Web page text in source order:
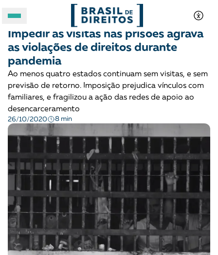
A BRASIL DE DIREITOS
ASSUNTOS
FORMATOS
Apoie a Brasil de Direitos
A [BD] conta as histórias de quem defende
direitos humanos no Brasil. Para continuar,
esse trabalho precisa da sua doação!
JUSTIÇA CRIMINAL
Opinião
Impedir as visitas nas prisões agrava
as violações de direitos durante
pandemia
Ao menos quatro estados continuam sem visitas, e sem
previsão de retorno. Imposição prejudica vínculos com
familiares, e fragilizou a ação das redes de apoio ao
desencarceramento
26/10/2020 8 min